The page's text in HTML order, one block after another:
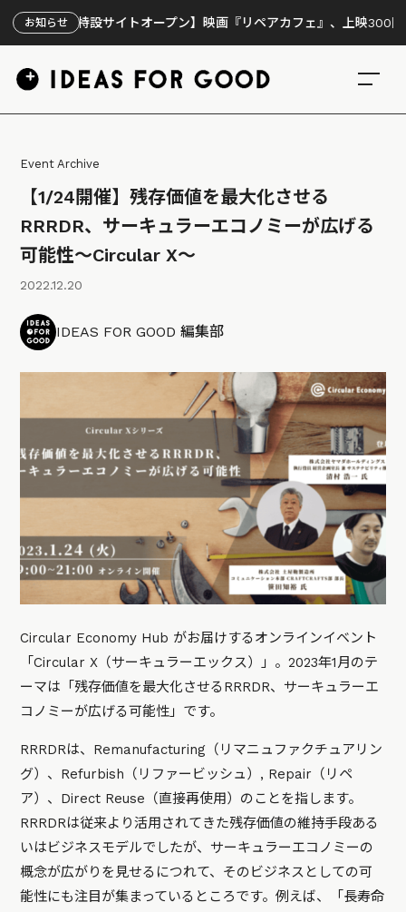
お知らせ
【特設サイトオープン】映画『リペアカフェ』、上映300回の先で見
Event Archive
【1/24開催】残存価値を最大化させる
RRRDR、サーキュラーエコノミーが広げる
可能性〜Circular X〜
2022.12.20
IDEAS FOR GOOD 編集部
Circular Economy Hub がお届けするオンラインイベント
「Circular X（サーキュラーエックス）」。2023年1月のテ
ーマは「残存価値を最大化させるRRRDR、サーキュラーエ
コノミーが広げる可能性」です。
RRRDRは、Remanufacturing（リマニュファクチュアリン
グ）、Refurbish（リファービッシュ）, Repair（リペ
ア）、Direct Reuse（直接再使用）のことを指します。
RRRDRは従来より活用されてきた残存価値の維持手段ある
いはビジネスモデルでしたが、サーキュラーエコノミーの
概念が広がりを見せるにつれて、そのビジネスとしての可
能性にも注目が集まっているところです。例えば、「長寿命